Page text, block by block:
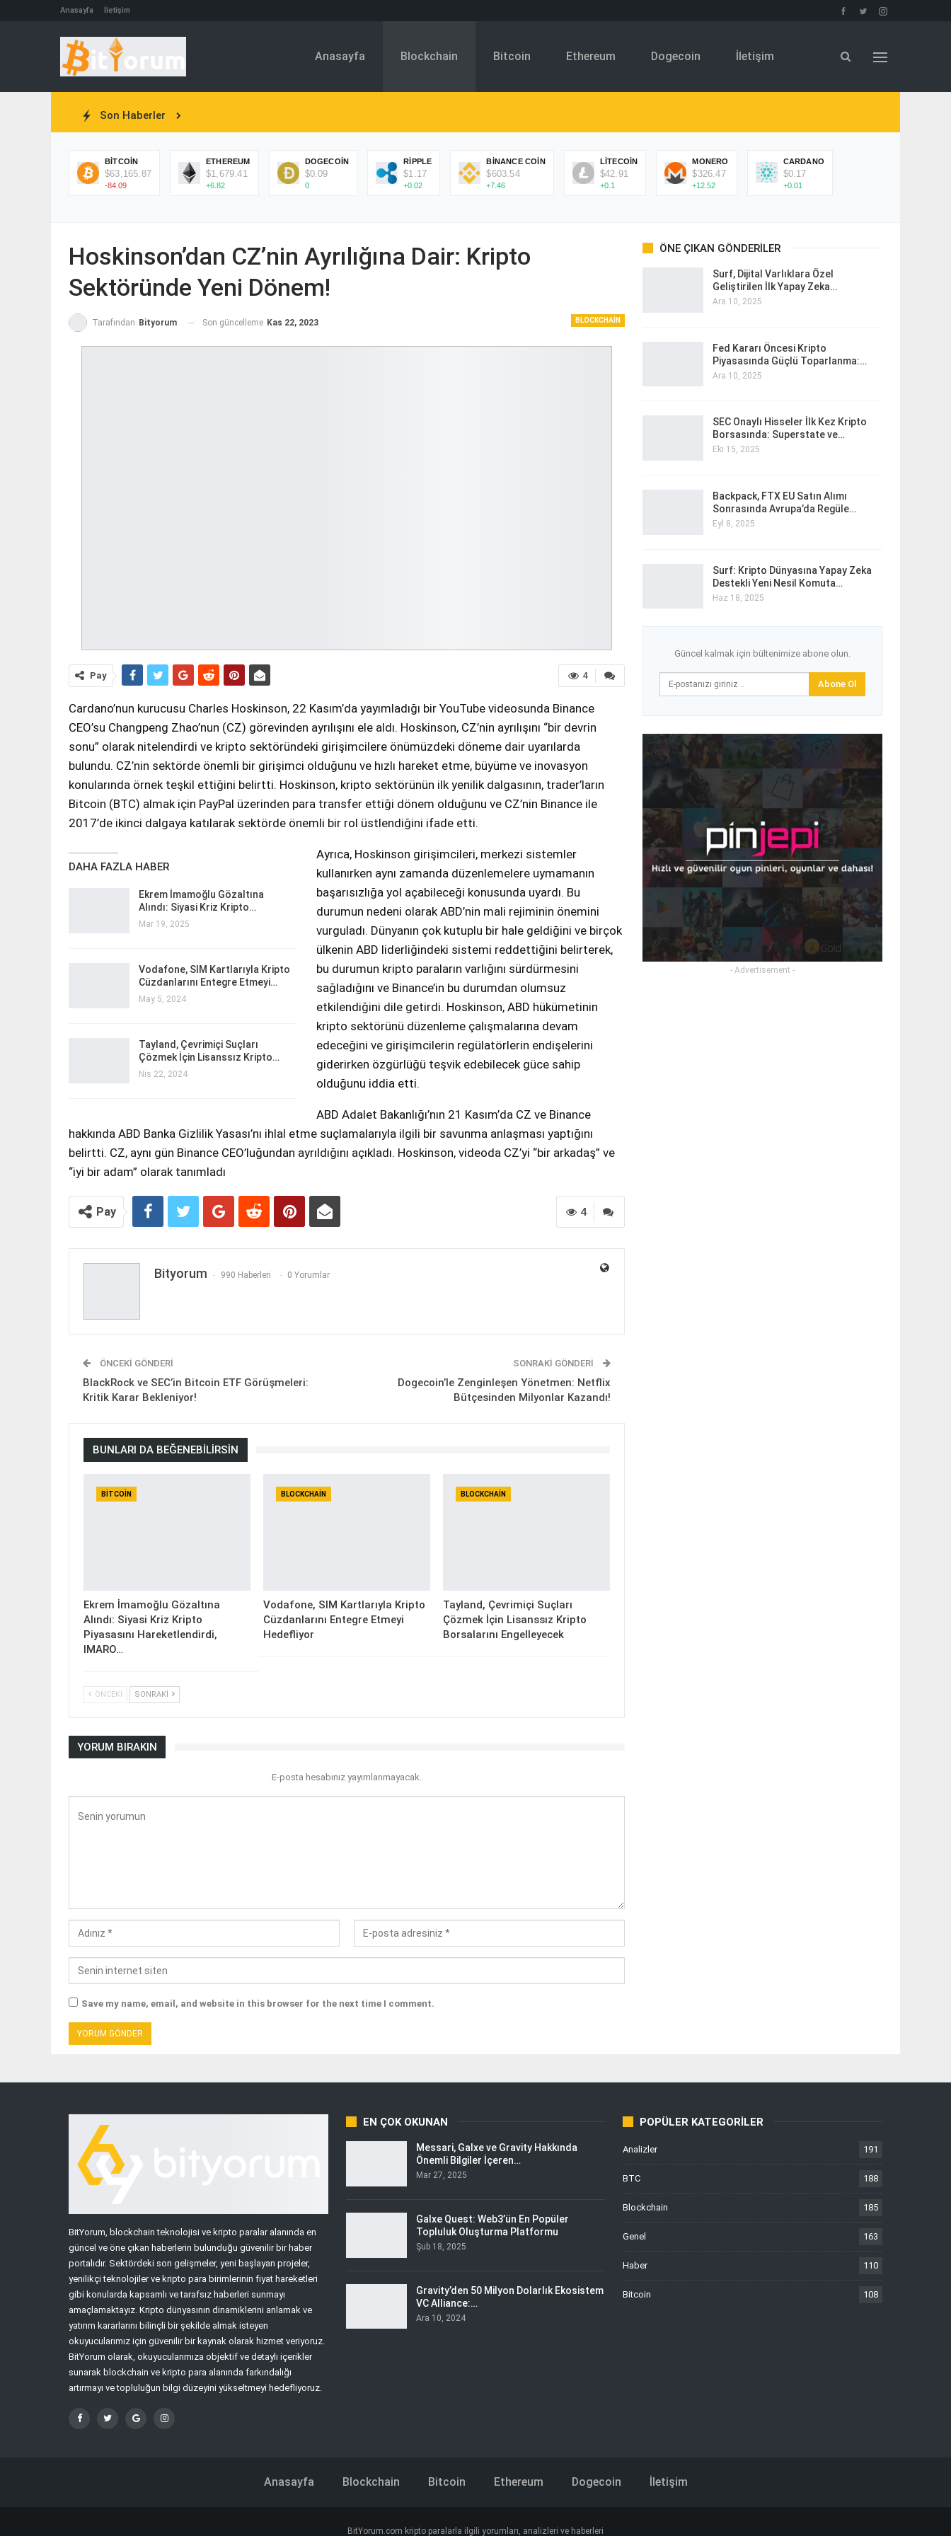
Anasayfa İletişim
Anasayfa Blockchain Bitcoin Ethereum Dogecoin İletişim
Son Haberler
BITCOIN
$63,165.87
-84.09
ETHEREUM
$1,679.41
+6.82
DOGECOIN
$0.09
0
RIPPLE
$1.17
+0.02
BINANCE COIN
$603.54
+7.46
LITECOIN
$42.91
+0.1
MONERO
$326.47
+12.52
CARDANO
$0.17
+0.01
Hoskinson’dan CZ’nin Ayrılığına Dair: Kripto
Sektöründe Yeni Dönem!
BLOCKCHAIN
Tarafından Bityorum Son güncelleme Kas 22, 2023
4
Pay
Cardano’nun kurucusu Charles Hoskinson, 22 Kasım’da yayımladığı bir YouTube videosunda Binance
CEO’su Changpeng Zhao’nun (CZ) görevinden ayrılışını ele aldı. Hoskinson, CZ’nin ayrılışını “bir devrin
sonu” olarak nitelendirdi ve kripto sektöründeki girişimcilere önümüzdeki döneme dair uyarılarda
bulundu. CZ’nin sektörde önemli bir girişimci olduğunu ve hızlı hareket etme, büyüme ve inovasyon
konularında örnek teşkil ettiğini belirtti. Hoskinson, kripto sektörünün ilk yenilik dalgasının, trader’ların
Bitcoin (BTC) almak için PayPal üzerinden para transfer ettiği dönem olduğunu ve CZ’nin Binance ile
2017’de ikinci dalgaya katılarak sektörde önemli bir rol üstlendiğini ifade etti.
DAHA FAZLA HABER
Ekrem İmamoğlu Gözaltına
Alındı: Siyasi Kriz Kripto…
Mar 19, 2025
Vodafone, SIM Kartlarıyla Kripto
Cüzdanlarını Entegre Etmeyi…
May 5, 2024
Tayland, Çevrimiçi Suçları
Çözmek İçin Lisanssız Kripto…
Nis 22, 2024
Ayrıca, Hoskinson girişimcileri, merkezi sistemler
kullanırken aynı zamanda düzenlemelere uymamanın
başarısızlığa yol açabileceği konusunda uyardı. Bu
durumun nedeni olarak ABD’nin mali rejiminin önemini
vurguladı. Dünyanın çok kutuplu bir hale geldiğini ve birçok
ülkenin ABD liderliğindeki sistemi reddettiğini belirterek,
bu durumun kripto paraların varlığını sürdürmesini
sağladığını ve Binance’in bu durumdan olumsuz
etkilendiğini dile getirdi. Hoskinson, ABD hükümetinin
kripto sektörünü düzenleme çalışmalarına devam
edeceğini ve girişimcilerin regülatörlerin endişelerini
giderirken özgürlüğü teşvik edebilecek güce sahip
olduğunu iddia etti.
ABD Adalet Bakanlığı’nın 21 Kasım’da CZ ve Binance
hakkında ABD Banka Gizlilik Yasası’nı ihlal etme suçlamalarıyla ilgili bir savunma anlaşması yaptığını
belirtti. CZ, aynı gün Binance CEO’luğundan ayrıldığını açıkladı. Hoskinson, videoda CZ’yi “bir arkadaş” ve
“iyi bir adam” olarak tanımladı
4
Pay
Bityorum 990 Haberleri 0 Yorumlar
ÖNCEKI GÖNDERI
BlackRock ve SEC’in Bitcoin ETF Görüşmeleri:
Kritik Karar Bekleniyor!
SONRAKI GÖNDERI
Dogecoin’le Zenginleşen Yönetmen: Netflix
Bütçesinden Milyonlar Kazandı!
BUNLARI DA BEĞENEBILIRSIN
BITCOIN
Ekrem İmamoğlu Gözaltına
Alındı: Siyasi Kriz Kripto
Piyasasını Hareketlendirdi,
IMARO…
BLOCKCHAIN
Vodafone, SIM Kartlarıyla Kripto
Cüzdanlarını Entegre Etmeyi
Hedefliyor
BLOCKCHAIN
Tayland, Çevrimiçi Suçları
Çözmek İçin Lisanssız Kripto
Borsalarını Engelleyecek
ÖNCEKI SONRAKI
YORUM BIRAKIN
E-posta hesabınız yayımlanmayacak.
Save my name, email, and website in this browser for the next time I comment.
ÖNE ÇIKAN GÖNDERILER
Surf, Dijital Varlıklara Özel
Geliştirilen İlk Yapay Zeka…
Ara 10, 2025
Fed Kararı Öncesi Kripto
Piyasasında Güçlü Toparlanma:…
Ara 10, 2025
SEC Onaylı Hisseler İlk Kez Kripto
Borsasında: Superstate ve…
Eki 15, 2025
Backpack, FTX EU Satın Alımı
Sonrasında Avrupa’da Regüle…
Eyl 8, 2025
Surf: Kripto Dünyasına Yapay Zeka
Destekli Yeni Nesil Komuta…
Haz 18, 2025
Güncel kalmak için bültenimize abone olun.
Abone Ol
- Advertisement -
BitYorum, blockchain teknolojisi ve kripto paralar alanında en
güncel ve öne çıkan haberlerin bulunduğu güvenilir bir haber
portalıdır. Sektördeki son gelişmeler, yeni başlayan projeler,
yenilikçi teknolojiler ve kripto para birimlerinin fiyat hareketleri
gibi konularda kapsamlı ve tarafsız haberleri sunmayı
amaçlamaktayız. Kripto dünyasının dinamiklerini anlamak ve
yatırım kararlarını bilinçli bir şekilde almak isteyen
okuyucularımız için güvenilir bir kaynak olarak hizmet veriyoruz.
BitYorum olarak, okuyucularımıza objektif ve detaylı içerikler
sunarak blockchain ve kripto para alanında farkındalığı
artırmayı ve topluluğun bilgi düzeyini yükseltmeyi hedefliyoruz.
EN ÇOK OKUNAN
Messari, Galxe ve Gravity Hakkında
Önemli Bilgiler İçeren…
Mar 27, 2025
Galxe Quest: Web3’ün En Popüler
Topluluk Oluşturma Platformu
Şub 18, 2025
Gravity’den 50 Milyon Dolarlık Ekosistem
VC Alliance:…
Ara 10, 2024
POPÜLER KATEGORILER
Analizler 191
BTC 188
Blockchain 185
Genel 163
Haber 110
Bitcoin 108
Anasayfa Blockchain Bitcoin Ethereum Dogecoin İletişim
BitYorum.com kripto paralarla ilgili yorumları, analizleri ve haberleri